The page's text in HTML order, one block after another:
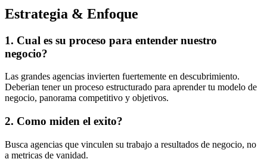
Estrategia & Enfoque
1. Cual es su proceso para entender nuestro
negocio?
Las grandes agencias invierten fuertemente en descubrimiento.
Deberian tener un proceso estructurado para aprender tu modelo de
negocio, panorama competitivo y objetivos.
2. Como miden el exito?
Busca agencias que vinculen su trabajo a resultados de negocio, no
a metricas de vanidad.